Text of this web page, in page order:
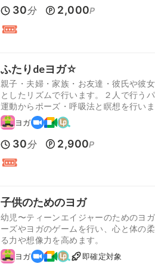
30分 2,000P
ふたりdeヨガ☆
親子・夫婦・家族・お友達・彼氏や彼
としたリズムで行います。２人で行う
運動からポーズ・呼吸法と瞑想を行
ヨガ
30分 2,900P
子供のためのヨガ
幼児〜ティーンエイジャーのためのヨ
ーズやヨガのゲームを行い、心と体の
る力や想像力を高めます。
ヨガ 即確定対象